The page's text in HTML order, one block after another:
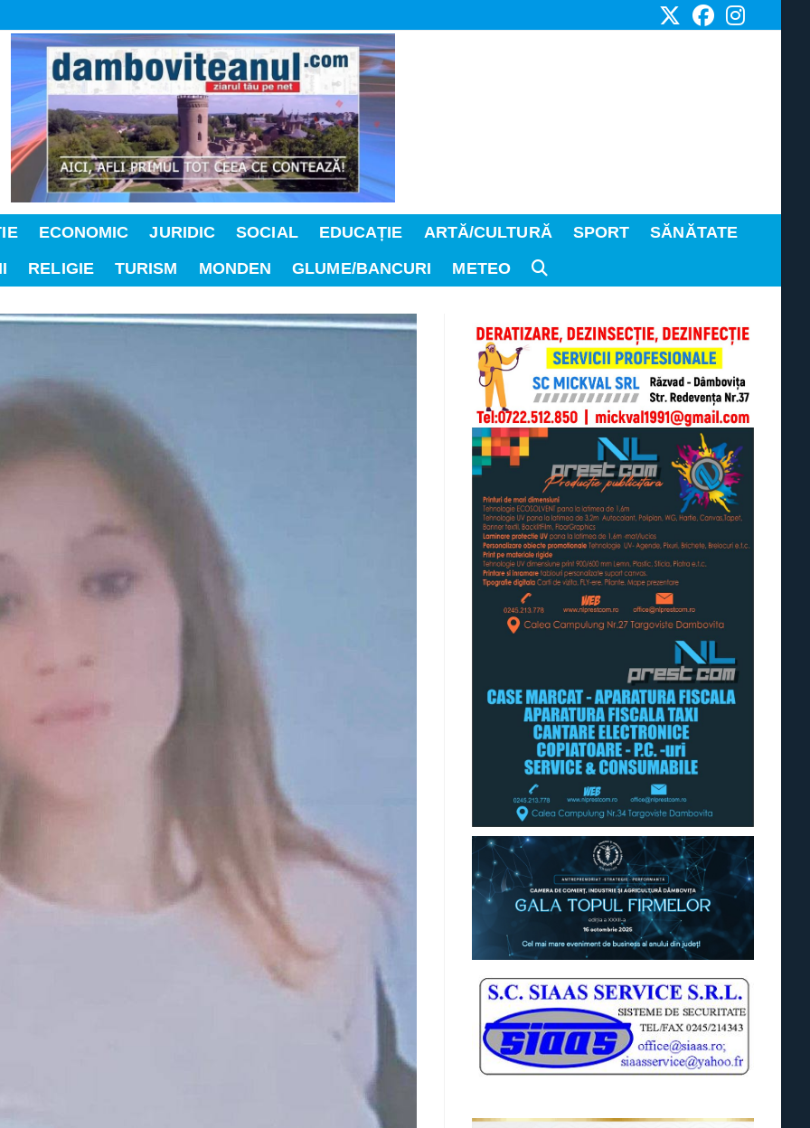
ECONOMIC JURIDIC SOCIAL EDUCAȚIE ARTĂ/CULTURĂ SPORT
SĂNĂTATE
RELIGIE TURISM MONDEN GLUME/BANCURI METEO TOGGLE
SEARCH